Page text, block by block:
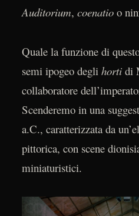
Auditorium, coenatioo
Quale la funzione di
semi ipogeo degli hortidi
collaboratore
Scenderemo in una
a.C., caratterizzata da
pittorica, con scene
miniaturistici.